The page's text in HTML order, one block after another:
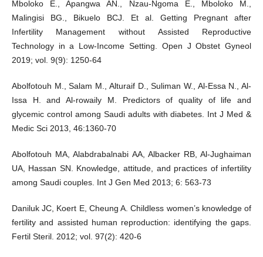
Mboloko E., Apangwa AN., Nzau-Ngoma E., Mboloko M.,
Malingisi BG., Bikuelo BCJ. Et al. Getting Pregnant after
Infertility Management without Assisted Reproductive
Technology in a Low-Income Setting. Open J Obstet Gyneol
2019; vol. 9(9): 1250-64
Abolfotouh M., Salam M., Alturaif D., Suliman W., Al-Essa N., Al-
Issa H. and Al-rowaily M. Predictors of quality of life and
glycemic control among Saudi adults with diabetes. Int J Med &
Medic Sci 2013, 46:1360-70
Abolfotouh MA, Alabdrabalnabi AA, Albacker RB, Al-Jughaiman
UA, Hassan SN. Knowledge, attitude, and practices of infertility
among Saudi couples. Int J Gen Med 2013; 6: 563-73
Daniluk JC, Koert E, Cheung A. Childless women’s knowledge of
fertility and assisted human reproduction: identifying the gaps.
Fertil Steril. 2012; vol. 97(2): 420-6